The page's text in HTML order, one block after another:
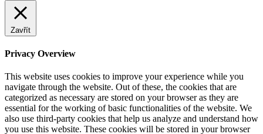
Zavřít
Privacy Overview
This website uses cookies to improve your experience while you
navigate through the website. Out of these, the cookies that are
categorized as necessary are stored on your browser as they are
essential for the working of basic functionalities of the website. We
also use third-party cookies that help us analyze and understand how
you use this website. These cookies will be stored in your browser